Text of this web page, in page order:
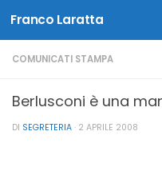
Salta al contenuto
Franco Laratta
COMUNICATI STAMPA
Berlusconi è una
DI SEGRETERIA · 2 APRILE 2008